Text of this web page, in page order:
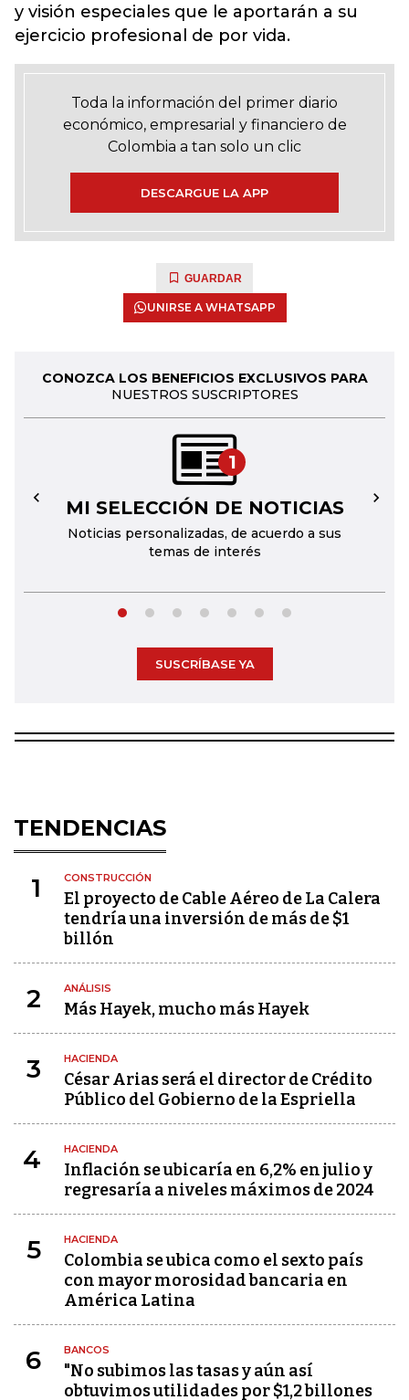
y visión especiales que le aportarán a su
ejercicio profesional de por vida.
Toda la información del primer diario
económico, empresarial y financiero de
Colombia a tan solo un clic
DESCARGUE LA APP
GUARDAR
UNIRSE A WHATSAPP
CONOZCA LOS BENEFICIOS EXCLUSIVOS PARA
NUESTROS SUSCRIPTORES
1
MI SELECCIÓN DE NOTICIAS
Noticias personalizadas, de acuerdo a sus
temas de interés
← →
SUSCRÍBASE YA
TENDENCIAS
1 CONSTRUCCIÓN
El proyecto de Cable Aéreo de La Calera
tendría una inversión de más de $1
billón
2 ANÁLISIS
Más Hayek, mucho más Hayek
3 HACIENDA
César Arias será el director de Crédito
Público del Gobierno de la Espriella
4 HACIENDA
Inflación se ubicaría en 6,2% en julio y
regresaría a niveles máximos de 2024
5 HACIENDA
Colombia se ubica como el sexto país
con mayor morosidad bancaria en
América Latina
6 BANCOS
"No subimos las tasas y aún así
obtuvimos utilidades por $1,2 billones